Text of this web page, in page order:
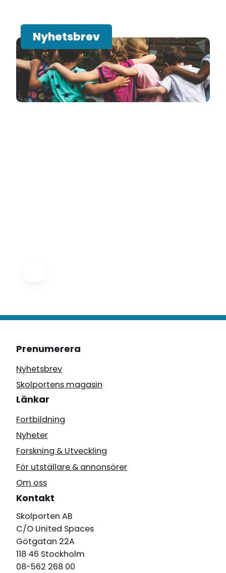
Nyhetsbrev
Prenumerera
Nyhetsbrev
Skolportens magasin
Länkar
Fortbildning
Nyheter
Forskning & Utveckling
För utställare & annonsörer
Om oss
Kontakt
Skolporten AB
C/O United Spaces
Götgatan 22A
118 46 Stockholm
08-562 268 00